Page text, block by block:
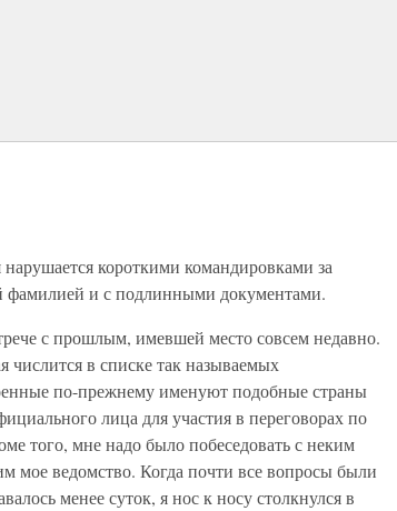
короткими командировками за
фамилией и с подлинными документами.
с прошлым, имевшей место совсем недавно.
числится в списке так называемых
по-прежнему именуют подобные страны
лица для участия в переговорах по
того, мне надо было побеседовать с неким
мое ведомство. Когда почти все вопросы были
менее суток, я нос к носу столкнулся в